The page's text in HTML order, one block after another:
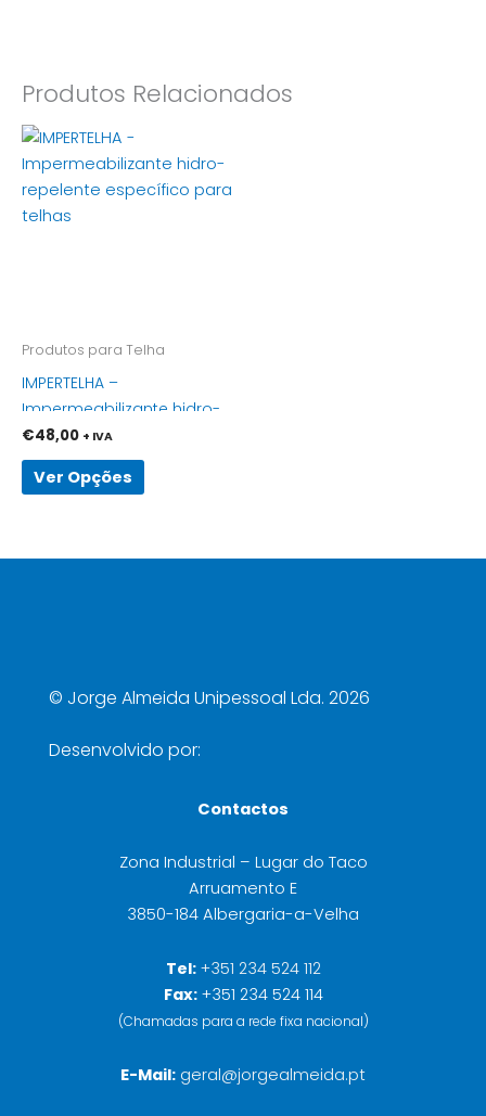
Produtos Relacionados
Produtos para Telha
IMPERTELHA –
Impermeabilizante hidro-
repelente específico para
telhas
€48,00 + IVA
Ver Opções
product
has
be
© Jorge Almeida Unipessoal Lda. 2026
Desenvolvido por:
Contactos
Zona Industrial – Lugar do Taco
Arruamento E
3850-184 Albergaria-a-Velha
Tel: +351 234 524 112
Fax:+351 234 524 114
(Chamadas para a rede fixa nacional)
E-Mail: geral@jorgealmeida.pt